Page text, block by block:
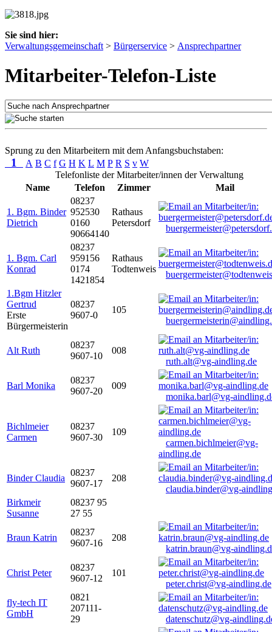
Sie sind hier:
Verwaltungsgemeinschaft > Bürgerservice > Ansprechpartner
Mitarbeiter-Telefon-Liste
Sprung zu den Mitarbeitern mit dem Anfangsbuchstaben:
1 A B C f G H K L M P R S v W
Telefonliste der Mitarbeiter/innen der Verwaltung
Name
Telefon Zimmer Mail
1. Bgm. Binder
Dietrich
08237
952530
0160
90664140
Rathaus
Petersdorf
1. Bgm. Carl
Konrad
08237
959156
0174
1421854
Rathaus
Todtenweis
1.Bgm Hitzler
Gertrud
Erste
Bürgermeisterin
08237
9607-0
105
Alt Ruth
08237
9607-10
008
ruth.alt@vg-aindling.de
Barl Monika
08237
9607-20
009
monika.barl@vg-
Bichlmeier
Carmen
08237
9607-30
109
carmen.bichlmeier@vg-
aindling.de
Binder Claudia
08237
9607-17
208
claudia.binder@vg-
Birkmeir
Susanne
08237 95
27 55
Braun Katrin
08237
9607-16
208
katrin.braun@vg-
Christ Peter
08237
9607-12
101
peter.christ@vg-aindling.de
fly-tech IT
GmbH
0821
207111-
29
datenschutz@vg-